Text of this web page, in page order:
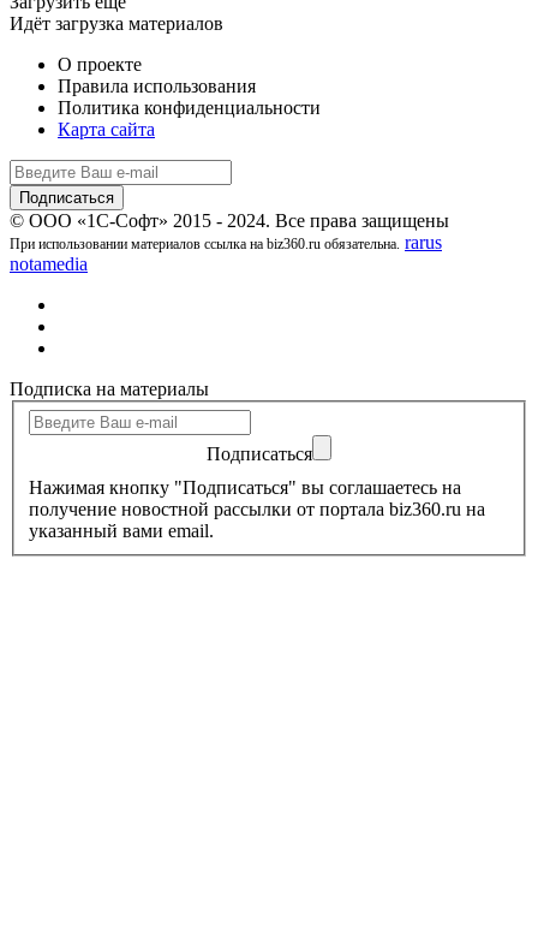
Идёт загрузка материалов
О проекте
Правила использования
Политика конфиденциальности
Карта сайта
© ООО «1С-Софт» 2015 - 2024. Все права защищены
При использовании материалов ссылка на biz360.ru обязательна. rarus
notamedia
Подписка на материалы
Подписаться
Нажимая кнопку "Подписаться" вы соглашаетесь на
получение новостной рассылки от портала biz360.ru на
указанный вами email.